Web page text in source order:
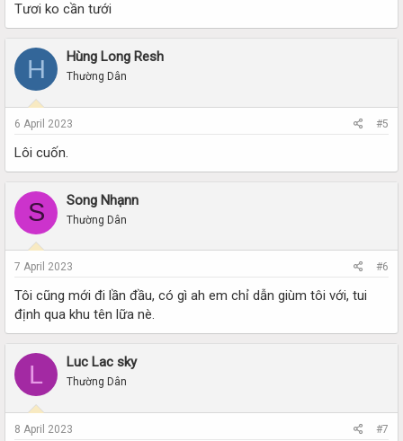
Tươi ko cần tưới
H Hùng Long Resh
Thường Dân
6 April 2023 #5
Lôi cuốn.
S Song Nhạnn
Thường Dân
7 April 2023 #6
Tôi cũng mới đi lần đầu, có gì ah em chỉ dẫn giùm tôi với, tui
định qua khu tên lữa nè.
L Luc Lac sky
Thường Dân
8 April 2023 #7